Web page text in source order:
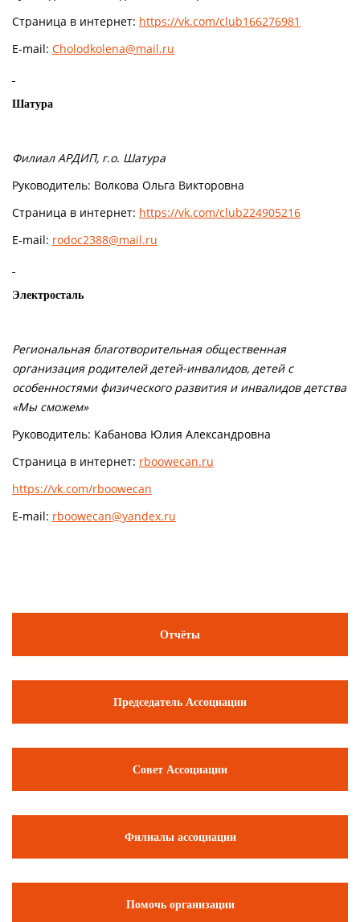
Страница в интернет: https://vk.com/club166276981
E-mail: Cholodkolena@mail.ru
Шатура
Филиал АРДИП, г.о. Шатура
Руководитель: Волкова Ольга Викторовна
Страница в интернет: https://vk.com/club224905216
E-mail: rodoc2388@mail.ru
Электросталь
Региональная благотворительная общественная
организация родителей детей-инвалидов, детей с
особенностями физического развития и инвалидов детства
«Мы сможем»
Руководитель: Кабанова Юлия Александровна
Страница в интернет: rboowecan.ru
https://vk.com/rboowecan
E-mail: rboowecan@yandex.ru
Отчёты
Председатель Ассоциации
Совет Ассоциации
Филиалы ассоциации
Помочь организации